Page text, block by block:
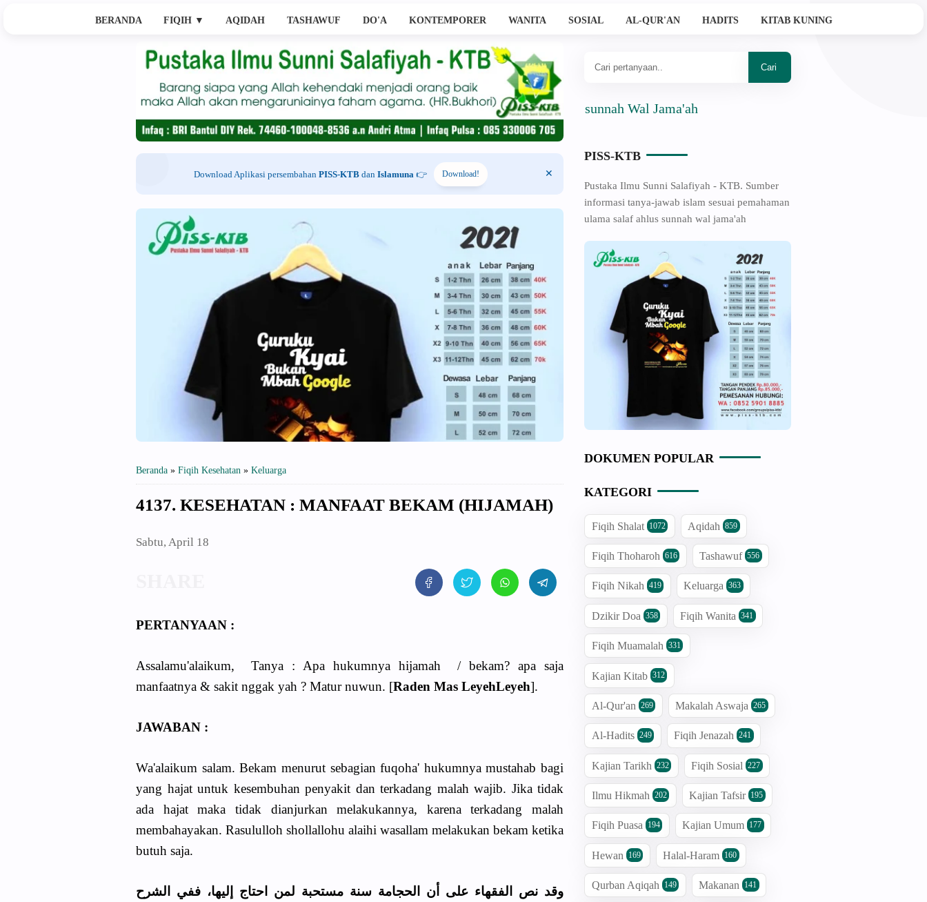
BERANDA FIQIH ▼ AQIDAH TASHAWUF DO'A KONTEMPORER WANITA SOSIAL AL-QUR'AN HADITS KITAB KUNING
Download Aplikasi persembahan PISS-KTBdan Islamuna 👉 Download!
Beranda » Fiqih Kesehatan » Keluarga
4137. KESEHATAN : MANFAAT BEKAM (HIJAMAH)
Sabtu, April 18
PERTANYAAN :
Assalamu'alaikum, Tanya : Apa hukumnya hijamah / bekam? apa saja
manfaatnya & sakit nggak yah ? Matur nuwun. [Raden Mas LeyehLeyeh].
JAWABAN :
Wa'alaikum salam. Bekam menurut sebagian fuqoha' hukumnya mustahab bagi
yang hajat untuk kesembuhan penyakit dan terkadang malah wajib. Jika tidak
ada hajat maka tidak dianjurkan melakukannya, karena terkadang malah
membahayakan. Rasululloh shollallohu alaihi wasallam melakukan bekam ketika
butuh saja.
وقد نص الفقهاء على أن الحجامة سنة مستحبة لمن احتاج إليها، ففي الشرح
Ahlussunnah Wal Jama'ah
PISS-KTB
Pustaka Ilmu Sunni Salafiyah - KTB. Sumber
informasi tanya-jawab islam sesuai pemahaman
ulama salaf ahlus sunnah wal jama'ah
DOKUMEN POPULAR
KATEGORI
Fiqih Shalat 1072 Aqidah 859
Fiqih Thoharoh 616 Tashawuf 556
Fiqih Nikah 419 Keluarga 363
Dzikir Doa 358 Fiqih Wanita 341
Fiqih Muamalah 331
Kajian Kitab 312
Al-Qur'an 269 Makalah Aswaja 265
Al-Hadits 249 Fiqih Jenazah 241
Kajian Tarikh 232 Fiqih Sosial 227
Ilmu Hikmah 202 Kajian Tafsir 195
Fiqih Puasa 194 Kajian Umum 177
Hewan 169 Halal-Haram 160
Qurban Aqiqah 149 Makanan 141